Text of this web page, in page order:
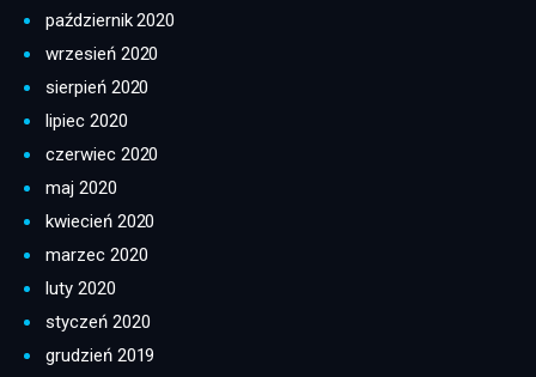
październik 2020
wrzesień 2020
sierpień 2020
lipiec 2020
czerwiec 2020
maj 2020
kwiecień 2020
marzec 2020
luty 2020
styczeń 2020
grudzień 2019